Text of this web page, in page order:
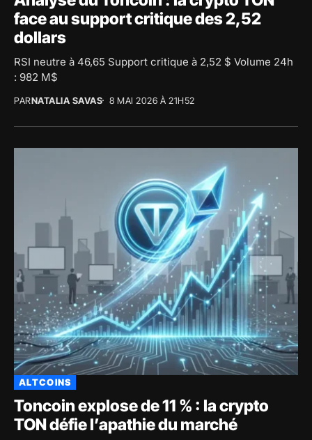
face au support critique des 2,52
dollars
RSI neutre à 46,65 Support critique à 2,52 $ Volume 24h
: 982 M$
PARNATALIA SAVAS 8 MAI 2026 À 21H52
ALTCOINS
Toncoin explose de 11 % : la crypto
TON défie l’apathie du marché